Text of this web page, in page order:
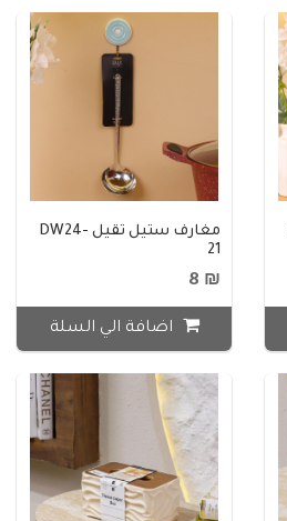
مغارف ستيل ثقيل DW24-
21
₪ 8
اضافة الي السلة